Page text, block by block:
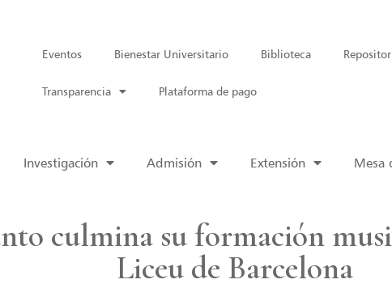
Eventos Bienestar Universitario Biblioteca
Transparencia Plataforma de pago
Investigación Admisión Extensión Mesa
culmina su formación
Liceu de Barcelona